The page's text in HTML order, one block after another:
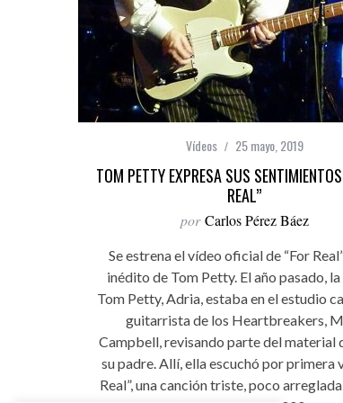
Vídeos 25 mayo, 2019
TOM PETTY EXPRESA SUS
REAL”
por Carlos Pérez Báez
Se estrena el vídeo oficial de “For
inédito de Tom Petty. El año pasado, la
Tom Petty, Adria, estaba en el estudio
guitarrista de los Heartbreakers,
Campbell, revisando parte del material
su padre. Allí, ella escuchó por primera
Real”, una canción triste, poco